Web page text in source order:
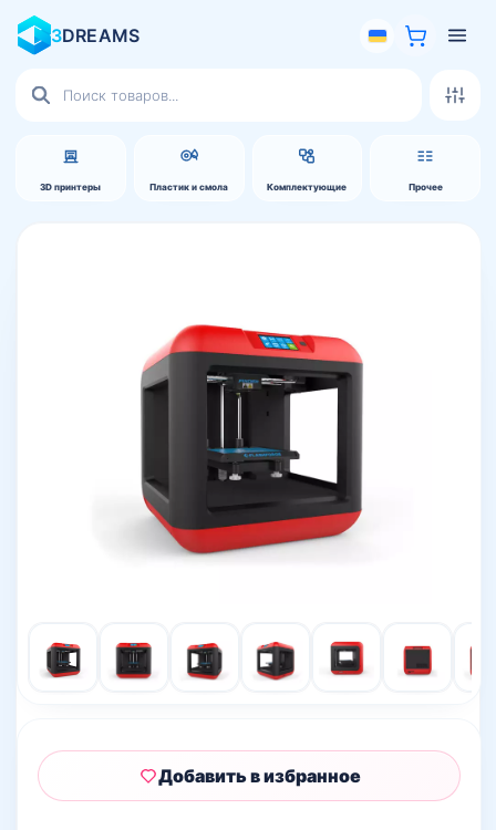
3DREAMS
3D принтеры Пластик и смола Комплектующие Прочее
товаров
Добавить в избранное